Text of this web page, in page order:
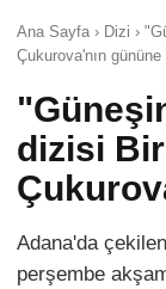
Ana Sayfa › Dizi ›
Çukurova'nın
dizisi
Adana'da
perşembe